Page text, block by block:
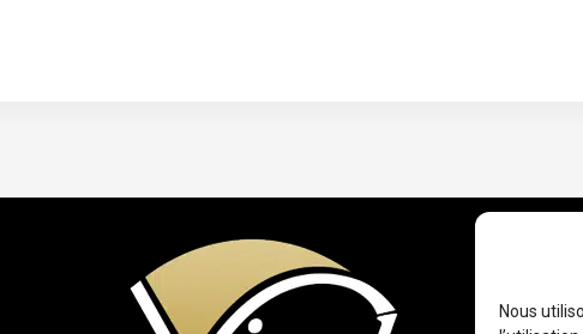
Nous